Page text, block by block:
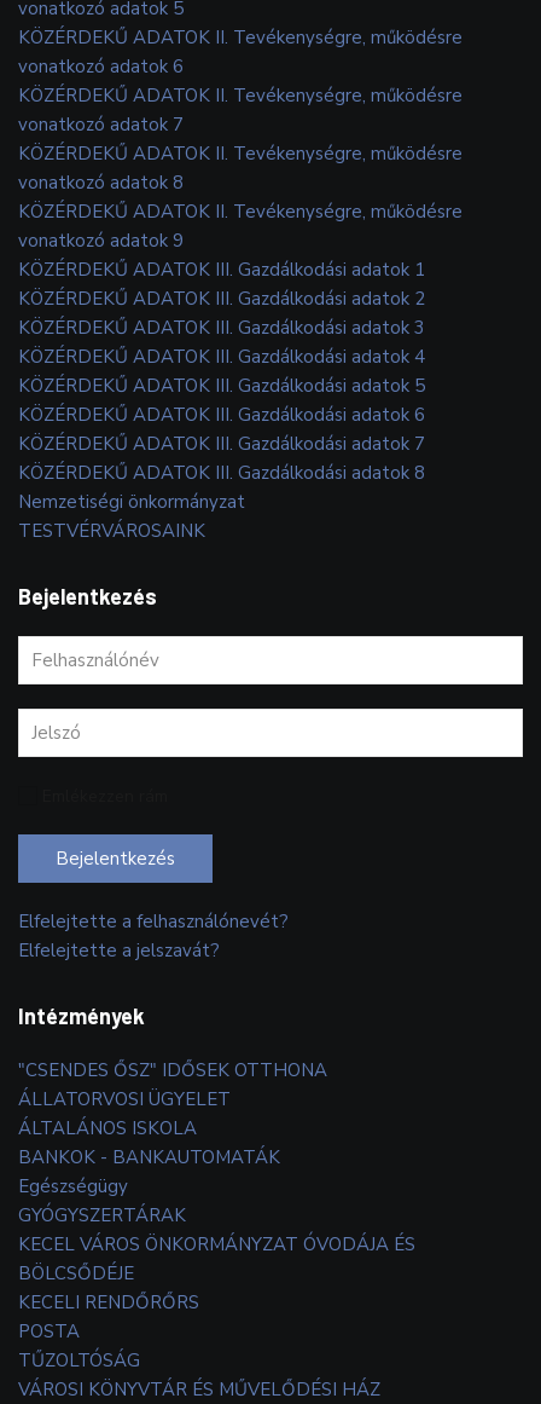
vonatkozó adatok 5
KÖZÉRDEKŰ ADATOK II. Tevékenységre, működésre
vonatkozó adatok 6
KÖZÉRDEKŰ ADATOK II. Tevékenységre, működésre
vonatkozó adatok 7
KÖZÉRDEKŰ ADATOK II. Tevékenységre, működésre
vonatkozó adatok 8
KÖZÉRDEKŰ ADATOK II. Tevékenységre, működésre
vonatkozó adatok 9
KÖZÉRDEKŰ ADATOK III. Gazdálkodási adatok 1
KÖZÉRDEKŰ ADATOK III. Gazdálkodási adatok 2
KÖZÉRDEKŰ ADATOK III. Gazdálkodási adatok 3
KÖZÉRDEKŰ ADATOK III. Gazdálkodási adatok 4
KÖZÉRDEKŰ ADATOK III. Gazdálkodási adatok 5
KÖZÉRDEKŰ ADATOK III. Gazdálkodási adatok 6
KÖZÉRDEKŰ ADATOK III. Gazdálkodási adatok 7
KÖZÉRDEKŰ ADATOK III. Gazdálkodási adatok 8
Nemzetiségi önkormányzat
TESTVÉRVÁROSAINK
Bejelentkezés
Bejelentkezés
Elfelejtette a felhasználónevét?
Elfelejtette a jelszavát?
Intézmények
"CSENDES ŐSZ" IDŐSEK OTTHONA
ÁLLATORVOSI ÜGYELET
ÁLTALÁNOS ISKOLA
BANKOK - BANKAUTOMATÁK
Egészségügy
GYÓGYSZERTÁRAK
KECEL VÁROS ÖNKORMÁNYZAT ÓVODÁJA ÉS
BÖLCSŐDÉJE
KECELI RENDŐRŐRS
POSTA
TŰZOLTÓSÁG
VÁROSI KÖNYVTÁR ÉS MŰVELŐDÉSI HÁZ